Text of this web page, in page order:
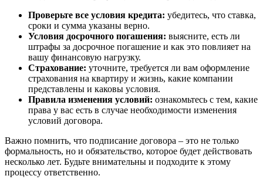
Проверьте все условия кредита: убедитесь, что ставка,
сроки и сумма указаны верно.
Условия досрочного погашения: выясните, есть ли
штрафы за досрочное погашение и как это повлияет на
вашу финансовую нагрузку.
Страхование: уточните, требуется ли вам оформление
страхования на квартиру и жизнь, какие компании
представлены и каковы условия.
Правила изменения условий: ознакомьтесь с тем, какие
права у вас есть в случае необходимости изменения
условий договора.
Важно помнить, что подписание договора – это не только
формальность, но и обязательство, которое будет действовать
несколько лет. Будьте внимательны и подходите к этому
процессу ответственно.